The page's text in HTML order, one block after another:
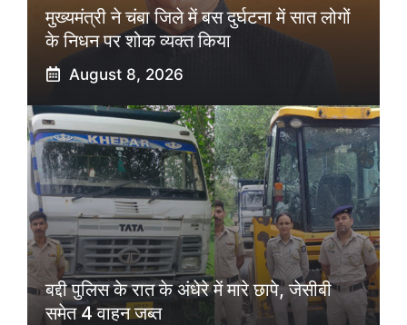
मुख्यमंत्री ने चंबा जिले में बस दुर्घटना में सात लोगों
के निधन पर शोक व्यक्त किया
August 8, 2026
बद्दी पुलिस के रात के अंधेरे में मारे छापे, जेसीबी
समेत 4 वाहन जब्त